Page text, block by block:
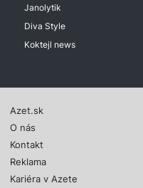
Janolytik
Diva Style
Koktejl news
Azet.sk
O nás
Kontakt
Reklama
Kariéra v Azete